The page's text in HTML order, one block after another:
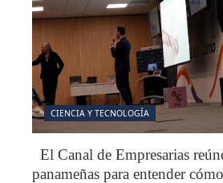
CIENCIA Y TECNOLOGÍA
El Canal de Empresarias
panameñas para entender